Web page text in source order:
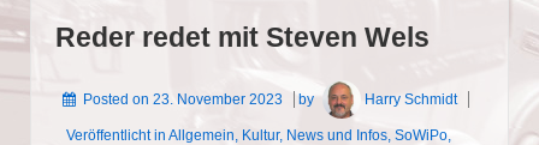
Reder redet mit Steven Wels
Posted on 23. November 2023 by Harry Schmidt
Veröffentlicht in Allgemein, Kultur, News und Infos, SoWiPo,